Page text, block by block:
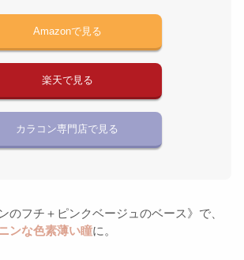
Amazonで見る
楽天で見る
カラコン専門店で見る
のフチ＋ピンクベージュのベース》で、
ンな色素薄い瞳に。